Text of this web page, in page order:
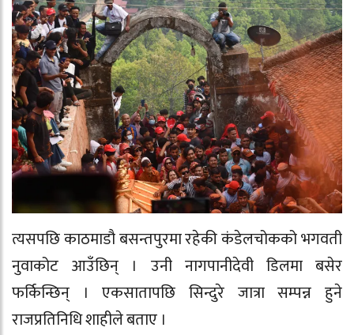
त्यसपछि काठमाडौ बसन्तपुरमा रहेकी कंडेलचोकको भगवती
नुवाकोट आउँछिन् । उनी नागपानीदेवी डिलमा बसेर
फर्किन्छिन् । एकसातापछि सिन्दुरे जात्रा सम्पन्न हुने
राजप्रतिनिधि शाहीले बताए ।